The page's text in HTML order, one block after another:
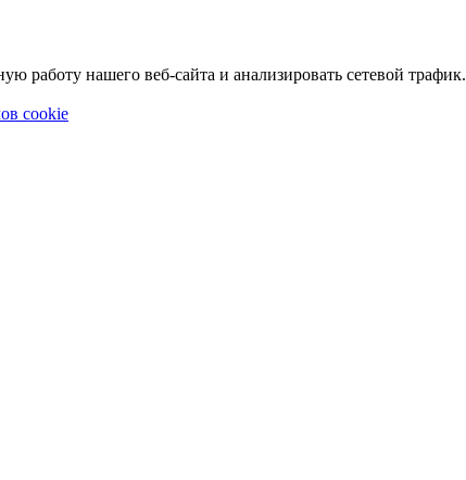
работу нашего веб-сайта и анализировать сетевой трафик.
cookie